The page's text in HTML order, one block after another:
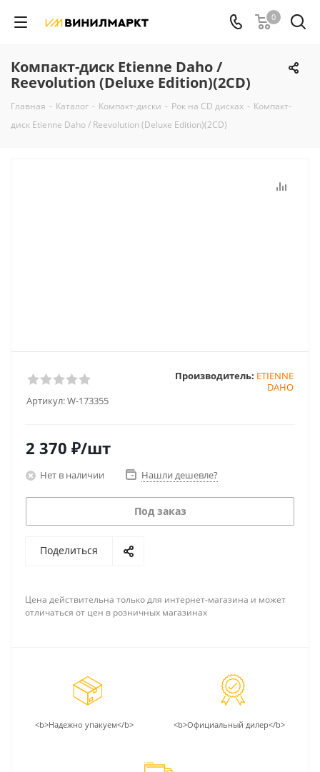
0
Компакт-диск Etienne Daho /
Reevolution (Deluxe Edition)(2CD)
Главная - Каталог - Компакт-диски - Рок на CD дисках - Компакт-
диск Etienne Daho / Reevolution (Deluxe Edition)(2CD)
Артикул:W-173355
Производитель: ETIENNE
DAHO
2 370 ₽/шт
Нет в наличии Нашли дешевле?
Под заказ
Поделиться
Цена действительна только для интернет-магазина и может
отличаться от цен в розничных магазинах
<b>Надежно упакуем</b> <b>Официальный дилер</b>